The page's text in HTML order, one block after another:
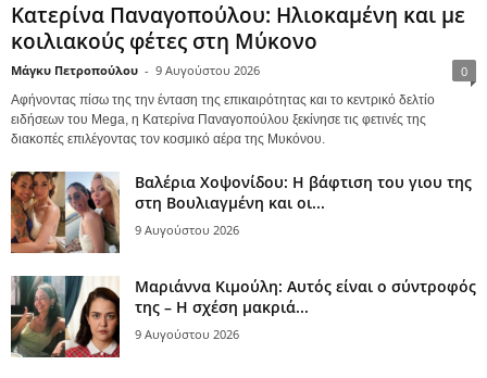
Κατερίνα Παναγοπούλου: Ηλιοκαμένη και με
κοιλιακούς φέτες στη Μύκονο
Μάγκυ Πετροπούλου - 9 Αυγούστου 2026 0
Αφήνοντας πίσω της την ένταση της επικαιρότητας και το κεντρικό δελτίο
ειδήσεων του Mega, η Κατερίνα Παναγοπούλου ξεκίνησε τις φετινές της
διακοπές επιλέγοντας τον κοσμικό αέρα της Μυκόνου.
Βαλέρια Χοψονίδου: Η βάφτιση του γιου της
στη Βουλιαγμένη και οι...
9 Αυγούστου 2026
Μαριάννα Κιμούλη: Αυτός είναι ο σύντροφός
της – Η σχέση μακριά...
9 Αυγούστου 2026